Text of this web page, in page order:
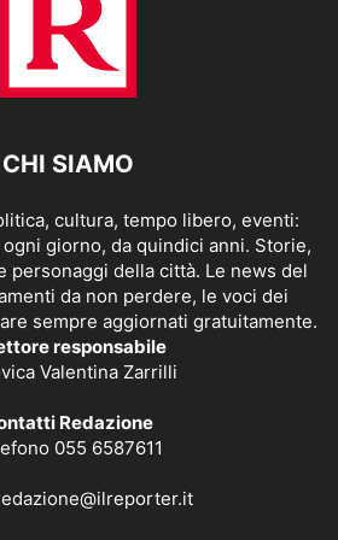
CHI SIAMO
cultura, tempo libero, eventi:
giorno, da quindici anni. Storie,
personaggi della città. Le news del
da non perdere, le voci dei
sempre aggiornati gratuitamente.
responsabile
Valentina Zarrilli
Redazione
055 6587611